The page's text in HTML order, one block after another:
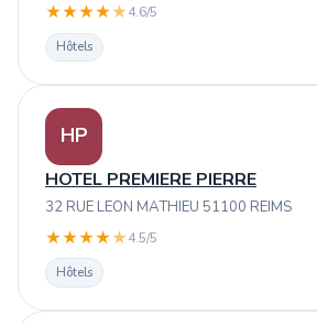
★★★★★4.6/5
Hôtels
HP
HOTEL PREMIERE PIERRE
32 RUE LEON MATHIEU 51100 REIMS
★★★★★4.5/5
Hôtels